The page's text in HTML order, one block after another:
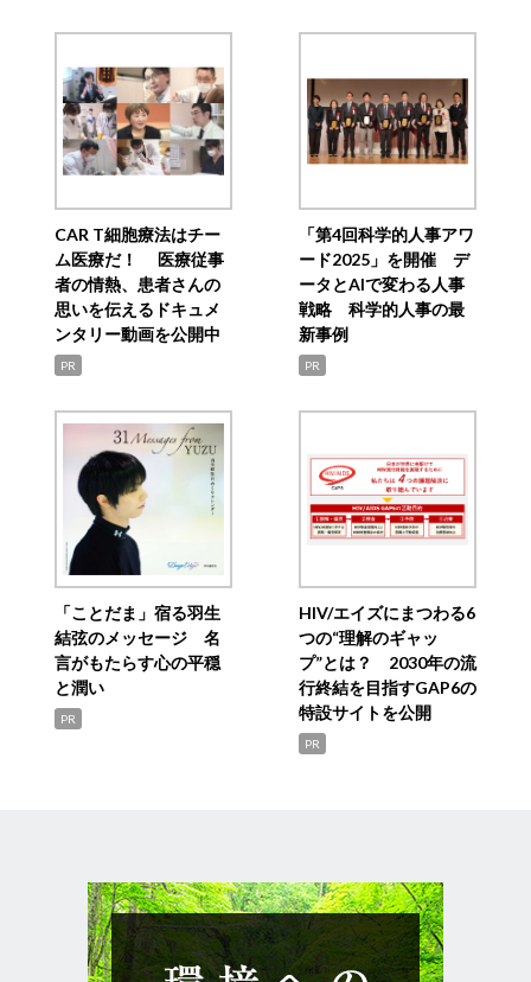
CAR T細胞療法はチー
ム医療だ！ 医療従事
者の情熱、患者さんの
思いを伝えるドキュメ
ンタリー動画を公開中
PR
「第4回科学的人事アワ
ード2025」を開催 デ
ータとAIで変わる人事
戦略 科学的人事の最
新事例
PR
「ことだま」宿る羽生
結弦のメッセージ 名
言がもたらす心の平穏
と潤い
PR
HIV/エイズにまつわる6
つの“理解のギャッ
プ”とは？ 2030年の流
行終結を目指すGAP6の
特設サイトを公開
PR